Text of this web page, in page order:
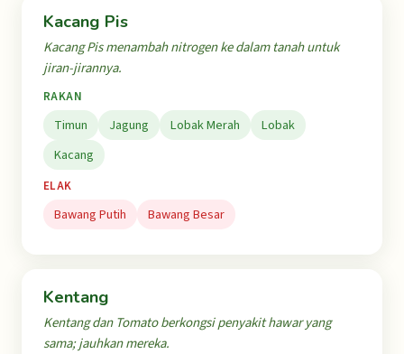
Kacang Pis
Kacang Pis menambah nitrogen ke dalam tanah untuk
jiran-jirannya.
RAKAN
Timun Jagung Lobak Merah
Lobak
Kacang
ELAK
Bawang Putih Bawang Besar
Kentang
Kentang dan Tomato berkongsi penyakit hawar yang
sama; jauhkan mereka.